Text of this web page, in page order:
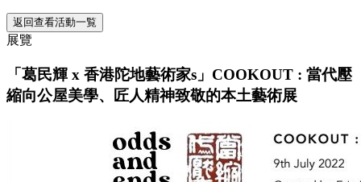
返回查看活動一覧
展覽
「葛⺠輝 x 香港陀地藝術家s」COOKOUT : 當代壓
縮向公屋美學、匠人精神致敬的本土藝術展